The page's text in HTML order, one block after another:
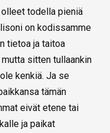
todella pieniä
on kodissamme
tietoa ja taitoa
sitten tullaankin
kenkiä. Ja se
tämän
eivät etene tai
ja paikat